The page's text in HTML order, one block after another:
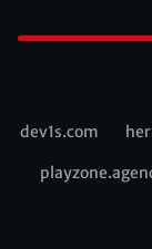
Recommended
dev1s.com